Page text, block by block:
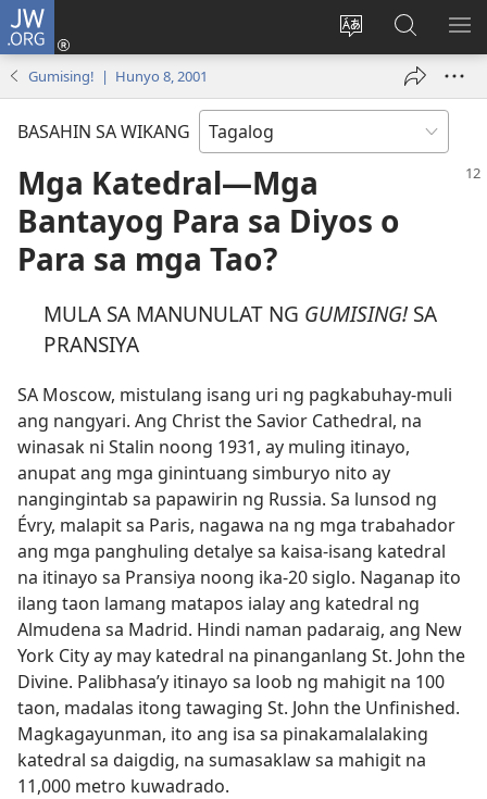
JW.ORG
Baguhin
ng
Mag-
log
bubukas
sa
JW.ORG
Gumising! | Hunyo 8, 2001
BASAHIN SA WIKANG
Mga Katedral​—Mga
Bantayog Para sa Diyos o
Para sa mga Tao?
MULA SA MANUNULAT NG GUMISING! SA
PRANSIYA
SA Moscow, mistulang isang uri ng pagkabuhay-muli
ang nangyari. Ang Christ the Savior Cathedral, na
winasak ni Stalin noong 1931, ay muling itinayo,
anupat ang mga ginintuang simburyo nito ay
nangingintab sa papawirin ng Russia. Sa lunsod ng
Évry, malapit sa Paris, nagawa na ng mga trabahador
ang mga panghuling detalye sa kaisa-isang katedral
na itinayo sa Pransiya noong ika-20 siglo. Naganap ito
ilang taon lamang matapos ialay ang katedral ng
Almudena sa Madrid. Hindi naman padaraig, ang New
York City ay may katedral na pinanganlang St. John the
Divine. Palibhasa’y itinayo sa loob ng mahigit na 100
taon, madalas itong tawaging St. John the Unfinished.
Magkagayunman, ito ang isa sa pinakamalalaking
katedral sa daigdig, na sumasaklaw sa mahigit na
11,000 metro kuwadrado.